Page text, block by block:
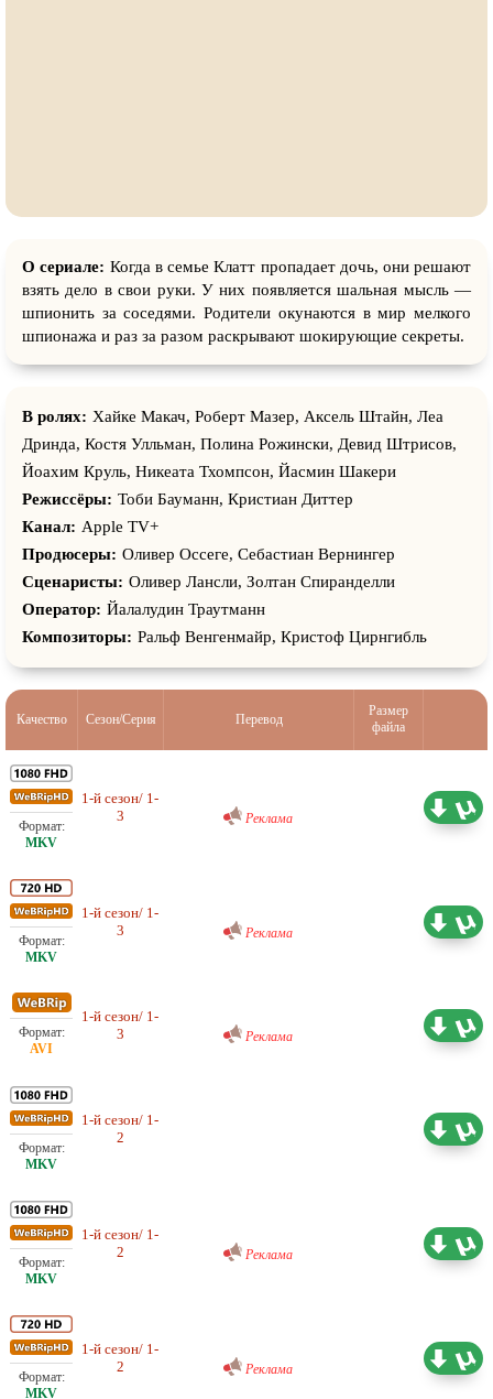
О сериале: Когда в семье Клатт пропадает дочь, они решают
взять дело в свои руки. У них появляется шальная мысль —
шпионить за соседями. Родители окунаются в мир мелкого
шпионажа и раз за разом раскрывают шокирующие секреты.
В ролях: Хайке Макач, Роберт Мазер, Аксель Штайн, Леа
Дринда, Костя Улльман, Полина Рожински, Девид Штрисов,
Йоахим Круль, Никеата Тхомпсон, Йасмин Шакери
Режиссёры: Тоби Бауманн, Кристиан Диттер
Канал: Apple TV+
Продюсеры: Оливер Оссеге, Себастиан Вернингер
Сценаристы: Оливер Лансли, Золтан Спиранделли
Оператор: Йалалудин Траутманн
Композиторы: Ральф Венгенмайр, Кристоф Цирнгибль
Качество Сезон/Серия Перевод
Размер
файла
1-й сезон/ 1-
3
Реклама
1-й сезон/ 1-
3
Реклама
1-й сезон/ 1-
3
Реклама
1-й сезон/ 1-
2
1-й сезон/ 1-
2
Реклама
1-й сезон/ 1-
2
Реклама